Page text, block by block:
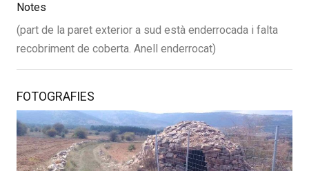
Notes
(part de la paret exterior a sud està enderrocada i falta
recobriment de coberta. Anell enderrocat)
FOTOGRAFIES